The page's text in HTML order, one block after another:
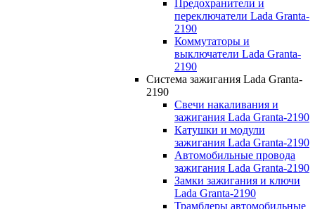
Предохранители и
переключатели Lada Granta-
2190
Коммутаторы и
выключатели Lada Granta-
2190
Система зажигания Lada Granta-
2190
Свечи накаливания и
зажигания Lada Granta-2190
Катушки и модули
зажигания Lada Granta-2190
Автомобильные провода
зажигания Lada Granta-2190
Замки зажигания и ключи
Lada Granta-2190
Трамблеры автомобильные